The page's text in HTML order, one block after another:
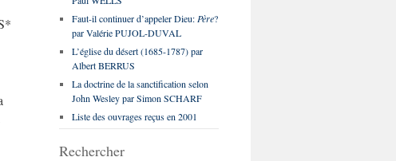
Faut-il continuer d’appeler Dieu: Père?
par Valérie PUJOL-DUVAL
L’église du désert (1685-1787) par
Albert BERRUS
La doctrine de la sanctification selon
John Wesley par Simon SCHARF
Liste des ouvrages reçus en 2001
Rechercher